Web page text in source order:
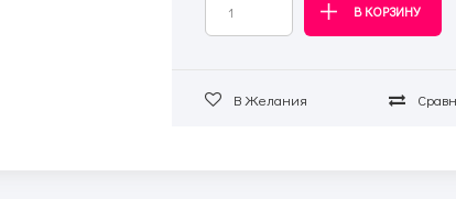
В Желания